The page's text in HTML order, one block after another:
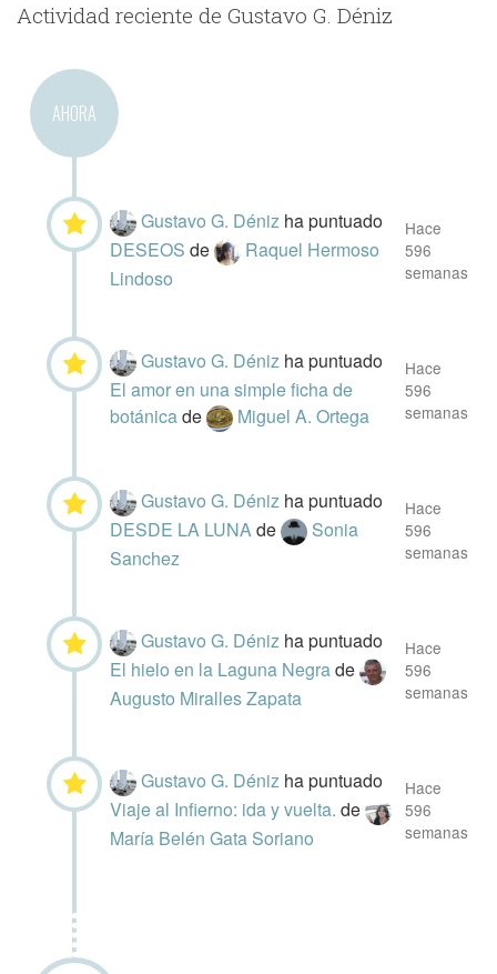
Actividad reciente de Gustavo G. Déniz
AHORA
Gustavo G. Déniz ha puntuado
DESEOSde
Raquel Hermoso
Lindoso
Hace
596
semanas
Gustavo G. Déniz ha puntuado
El amor en una simple ficha de
botánicade Miguel A. Ortega
Hace
596
semanas
Gustavo G. Déniz ha puntuado
DESDE LA LUNAde
Sonia
Sanchez
Hace
596
semanas
Gustavo G. Déniz ha puntuado
El hielo en la Laguna Negrade
Augusto Miralles Zapata
Hace
596
semanas
Gustavo G. Déniz ha puntuado
Viaje al Infierno: ida y vuelta.de
María Belén Gata Soriano
Hace
596
semanas